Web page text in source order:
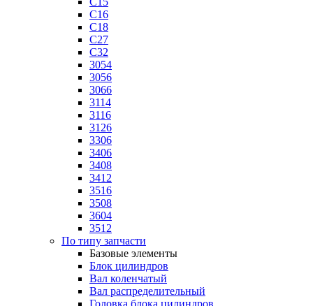
C16
C18
C27
C32
3054
3056
3066
3114
3116
3126
3306
3406
3408
3412
3516
3508
3604
3512
По типу запчасти
Базовые элементы
Блок цилиндров
Вал коленчатый
Вал распределительный
Головка блока цилиндров